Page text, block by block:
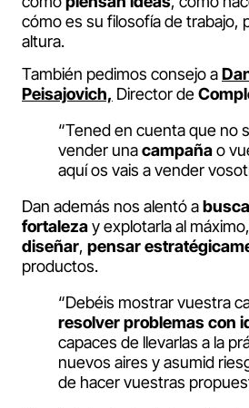
cómo es su filosofía de trabajo,
altura.
También pedimos consejo a
Peisajovich, Director de
“Tened en cuenta que no
vender unacampañao
aquí os vais a vender
Dan además nos alentó a
fortalezay explotarla al
diseñar, pensar
productos.
“Debéis mostrar vuestra
resolver problemas con
capaces de llevarlas a la
nuevos aires y asumid
de hacer vuestras